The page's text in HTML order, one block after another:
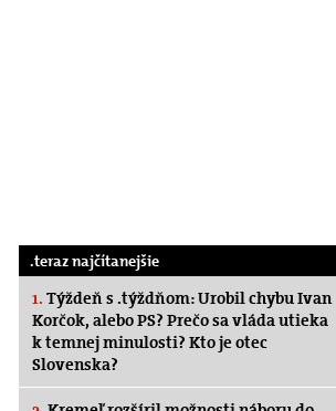
.teraz najčítanejšie
1. Týždeň s .týždňom: Urobil chybu Ivan
Korčok, alebo PS? Prečo sa vláda utieka
k temnej minulosti? Kto je otec
Slovenska?